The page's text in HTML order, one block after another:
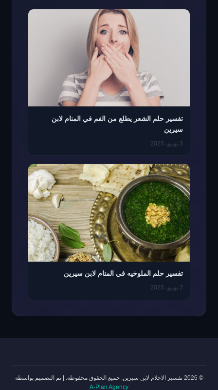
تفسير حلم الشعر يطلع من الفم في المنام لابن
سيرين
3 يونيو، 2025
تفسير حلم الملوخيه في المنام لابن سيرين
2 يونيو، 2025
© 2026 تفسير الاحلام لابن سيرين. جميع الحقوق محفوظة. |تم التصميم بواسطة
A-Plan Agency